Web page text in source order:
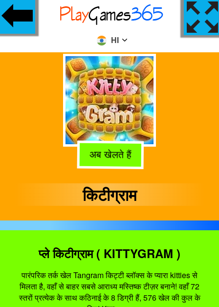
HI
अब खेलते हैं
किटीग्राम
प्ले किटीग्राम ( KITTYGRAM )
पारंपरिक तर्क खेल Tangram किट्टी ब्लॉक्स के प्यारा kitties से
मिलता है, वहाँ से बाहर सबसे आराध्य मस्तिष्क टीज़र बनाने! वहाँ 72
स्तरों प्रत्येक के साथ कठिनाई के 8 डिग्री हैं, 576 खेल की कुल के